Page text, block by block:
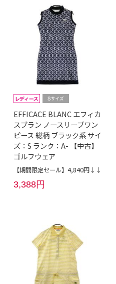
EFFICACE BLANC エフィカ
スブラン ノースリーブワン
ピース 総柄 ブラック系 サイ
ズ：S ランク：A- 【中古】
ゴルフウェア
【期間限定セール】4,840円↓↓
3,388円